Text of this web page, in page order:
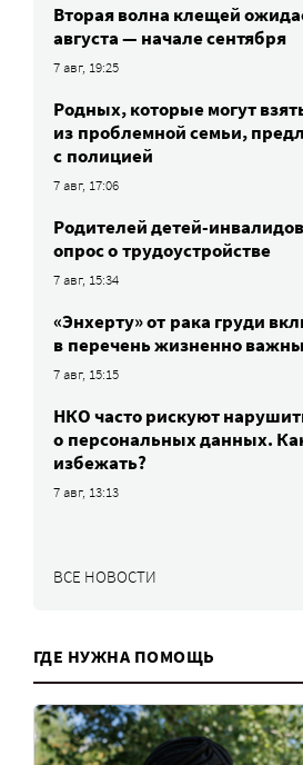
Вторая волна клещей
августа — начале сентября
7 авг, 19:25
Родных, которые могут
из проблемной семьи,
с полицией
7 авг, 17:06
Родителей детей-
опрос о трудоустройстве
7 авг, 15:34
«Энхерту» от рака груди
в перечень жизненно
7 авг, 15:15
НКО часто рискуют
о персональных данных.
избежать?
7 авг, 13:13
ВСЕ НОВОСТИ
ГДЕ НУЖНА ПОМОЩЬ